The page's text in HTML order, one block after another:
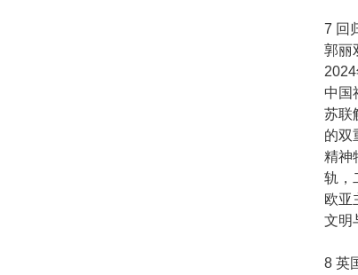
7 回
郭丽
2024
中国
苏联
的双
精神
轨，
欧亚
文明
8 英